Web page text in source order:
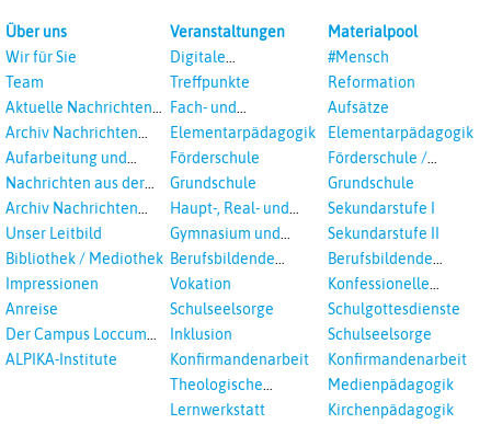
Über uns
Wir für Sie
Team
Aktuelle Nachrichten
aus dem RPI
Archiv Nachrichten
aus dem RPI ab 2018
Aufarbeitung und
Prävention
Landeskirche und EKD
Nachrichten aus der
Landeskirche
Archiv Nachrichten
aus der Landeskirche
Unser Leitbild
Bibliothek / Mediothek
Impressionen
Anreise
Der Campus Loccum
und Loccumer
ALPIKA-Institute
Veranstaltungen
Digitale
Veranstaltungen
Treffpunkte
Fach- und
Studientagungen
Elementarpädagogik
Förderschule
Grundschule
Haupt-, Real- und
Oberschule
Gymnasium und
Gesamtschule
Berufsbildende
Schulen
Vokation
Schulseelsorge
Inklusion
Konfirmandenarbeit
Theologische
Fortbildungen,
Lernwerkstatt
Materialpool
#Mensch
Reformation
Aufsätze
Elementarpädagogik
Förderschule /
Inklusion
Grundschule
Sekundarstufe I
Sekundarstufe II
Berufsbildende
Schulen
Konfessionelle
Kooperation
Schulgottesdienste
Schulseelsorge
Konfirmandenarbeit
Medienpädagogik
Kirchenpädagogik